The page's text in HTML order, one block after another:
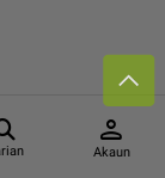
person
Akaun